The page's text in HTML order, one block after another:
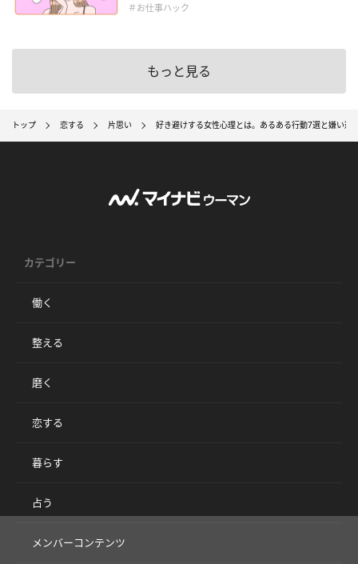
＃お仕事ハック
もっと見る
トップ 恋する 片思い 好き避けする女性心理とは。あるある行動7選と嫌い避
カテゴリー
働く
整える
磨く
恋する
暮らす
占う
メンバーコンテンツ